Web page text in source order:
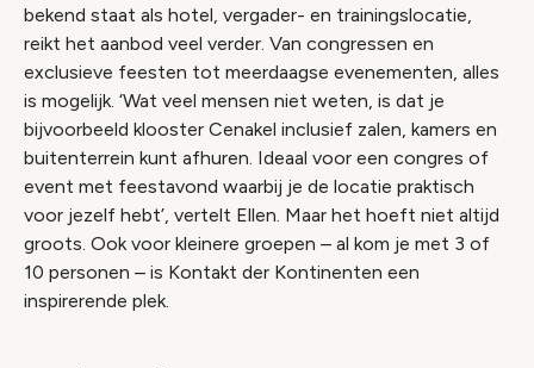
bekend staat als hotel, vergader- en trainingslocatie,
reikt het aanbod veel verder. Van congressen en
exclusieve feesten tot meerdaagse evenementen, alles
is mogelijk. ‘Wat veel mensen niet weten, is dat je
bijvoorbeeld klooster Cenakel inclusief zalen, kamers en
buitenterrein kunt afhuren. Ideaal voor een congres of
event met feestavond waarbij je de locatie praktisch
voor jezelf hebt’, vertelt Ellen. Maar het hoeft niet altijd
groots. Ook voor kleinere groepen – al kom je met 3 of
10 personen – is Kontakt der Kontinenten een
inspirerende plek.